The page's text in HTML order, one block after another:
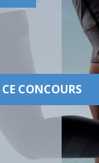
CONCOURS